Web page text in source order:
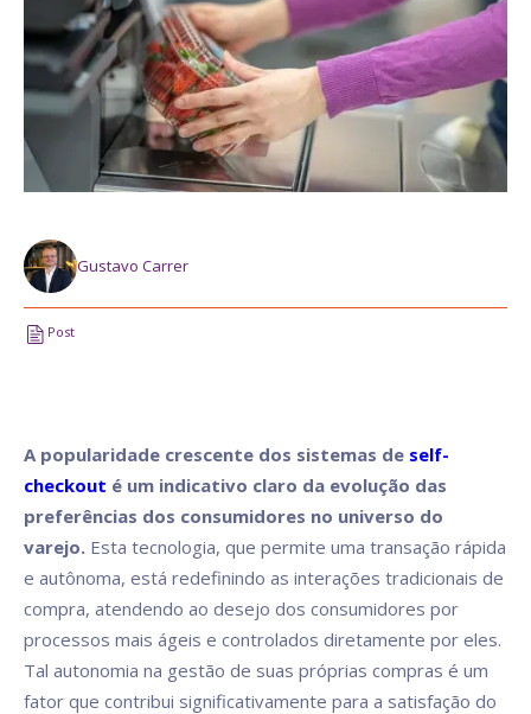
Gustavo Carrer
Post
A popularidade crescente dos sistemas de self-
checkout é um indicativo claro da evolução das
preferências dos consumidores no universo do
varejo. Esta tecnologia, que permite uma transação rápida
e autônoma, está redefinindo as interações tradicionais de
compra, atendendo ao desejo dos consumidores por
processos mais ágeis e controlados diretamente por eles.
Tal autonomia na gestão de suas próprias compras é um
fator que contribui significativamente para a satisfação do